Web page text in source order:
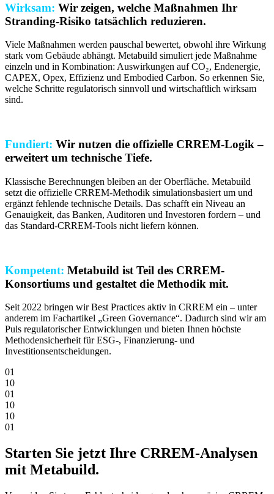
Wirksam: Wir zeigen, welche Maßnahmen Ihr
Stranding-Risiko tatsächlich reduzieren.
Viele Maßnahmen werden pauschal bewertet, obwohl ihre Wirkung
stark vom Gebäude abhängt. Metabuild simuliert jede Maßnahme
einzeln und in Kombination: Auswirkungen auf CO₂, Endenergie,
CAPEX, Opex, Effizienz und Embodied Carbon. So erkennen Sie,
welche Schritte regulatorisch sinnvoll und wirtschaftlich wirksam
sind.
Fundiert: Wir nutzen die offizielle CRREM-Logik –
erweitert um technische Tiefe.
Klassische Berechnungen bleiben an der Oberfläche. Metabuild
setzt die offizielle CRREM-Methodik simulationsbasiert um und
ergänzt fehlende technische Details. Das schafft ein Niveau an
Genauigkeit, das Banken, Auditoren und Investoren fordern – und
das Standard-CRREM-Tools nicht liefern können.
Kompetent: Metabuild ist Teil des CRREM-
Konsortiums und gestaltet die Methodik mit.
Seit 2022 bringen wir Best Practices aktiv in CRREM ein – unter
anderem im Fachartikel „Green Governance“. Dadurch sind wir am
Puls regulatorischer Entwicklungen und bieten Ihnen höchste
Methodensicherheit für ESG-, Finanzierung- und
Investitionsentscheidungen.
01
10
01
10
10
01
Starten Sie jetzt Ihre CRREM-Analysen
mit Metabuild.